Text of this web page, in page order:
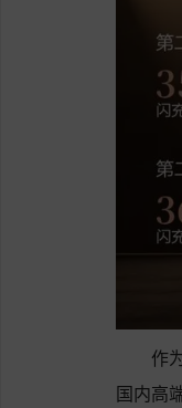
作
国内高